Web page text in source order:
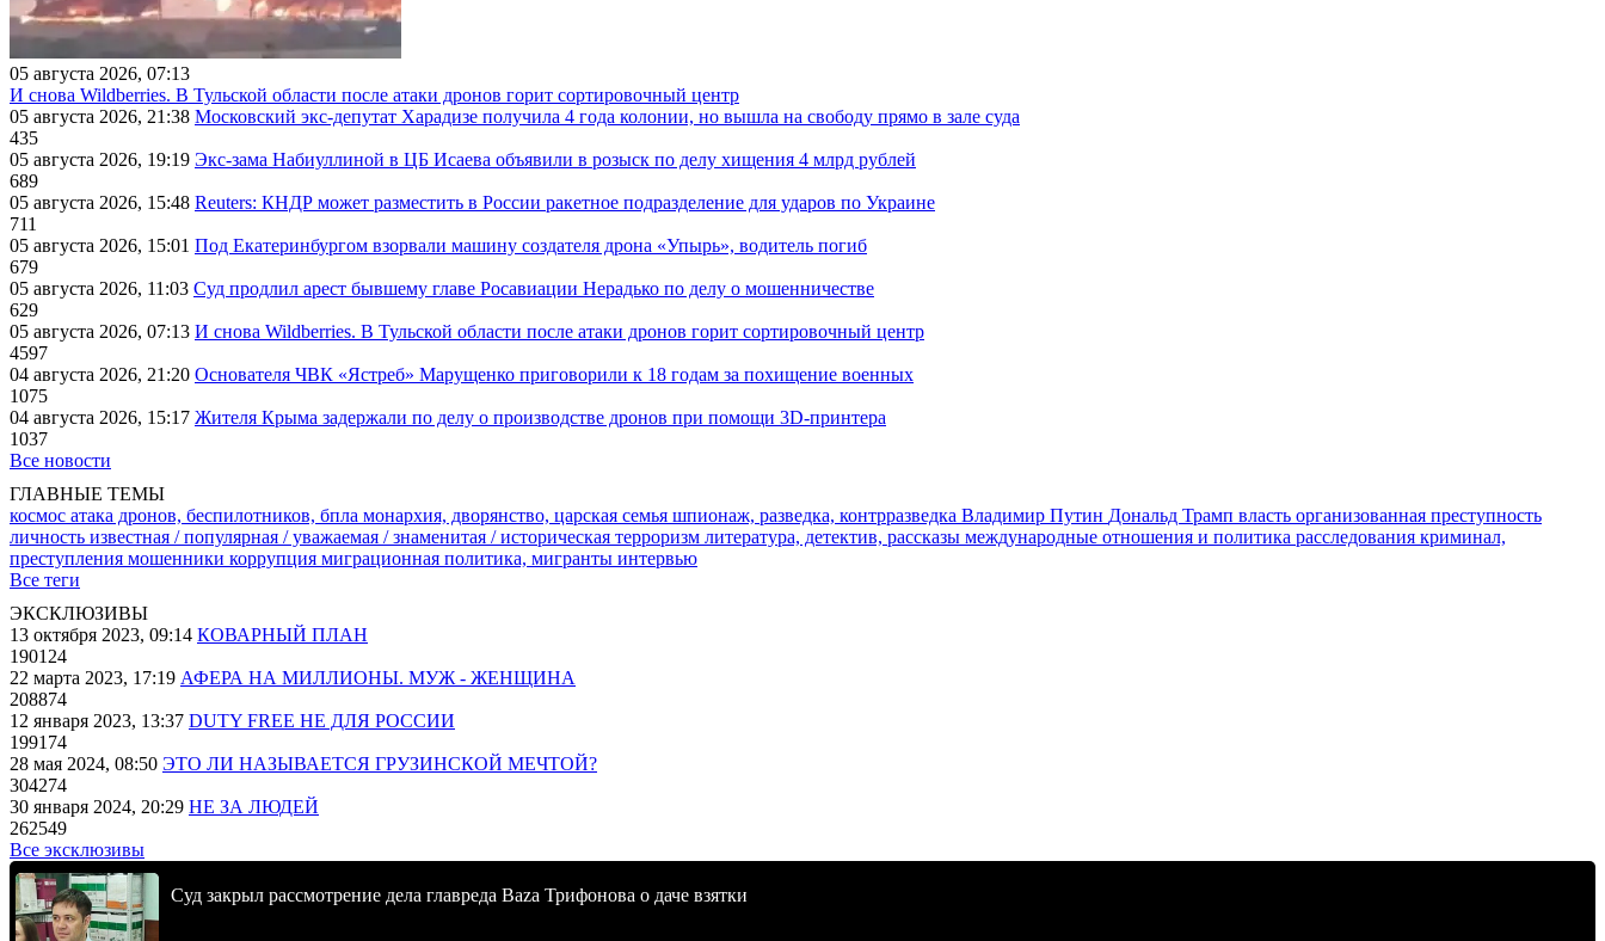
05 августа 2026, 07:13
И снова Wildberries. В Тульской области после атаки дронов горит сортировочный центр
05 августа 2026, 21:38 Московский экс-депутат Харадизе получила 4 года колонии, но вышла на свободу прямо в зале суда
435
05 августа 2026, 19:19 Экс-зама Набиуллиной в ЦБ Исаева объявили в розыск по делу хищения 4 млрд рублей
689
05 августа 2026, 15:48 Reuters: КНДР может разместить в России ракетное подразделение для ударов по Украине
711
05 августа 2026, 15:01 Под Екатеринбургом взорвали машину создателя дрона «Упырь», водитель погиб
679
05 августа 2026, 11:03 Суд продлил арест бывшему главе Росавиации Нерадько по делу о мошенничестве
629
05 августа 2026, 07:13 И снова Wildberries. В Тульской области после атаки дронов горит сортировочный центр
4597
04 августа 2026, 21:20 Основателя ЧВК «Ястреб» Марущенко приговорили к 18 годам за похищение военных
1075
04 августа 2026, 15:17 Жителя Крыма задержали по делу о производстве дронов при помощи 3D‑принтера
1037
Все новости
ГЛАВНЫЕ ТЕМЫ
космос атака дронов, беспилотников, бпла монархия, дворянство, царская семья шпионаж, разведка, контрразведка Владимир Путин Дональд Трамп власть организованная преступность
личность известная / популярная / уважаемая / знаменитая / историческая терроризм литература, детектив, рассказы международные отношения и политика расследования криминал,
преступления мошенники коррупция миграционная политика, мигранты интервью
Все теги
ЭКСКЛЮЗИВЫ
13 октября 2023, 09:14 КОВАРНЫЙ ПЛАН
190124
22 марта 2023, 17:19 АФЕРА НА МИЛЛИОНЫ. МУЖ - ЖЕНЩИНА
208874
12 января 2023, 13:37 DUTY FREE НЕ ДЛЯ РОССИИ
199174
28 мая 2024, 08:50 ЭТО ЛИ НАЗЫВАЕТСЯ ГРУЗИНСКОЙ МЕЧТОЙ?
304274
30 января 2024, 20:29 НЕ ЗА ЛЮДЕЙ
262549
Все эксклюзивы
Суд закрыл рассмотрение дела главреда Baza Трифонова о даче взятки